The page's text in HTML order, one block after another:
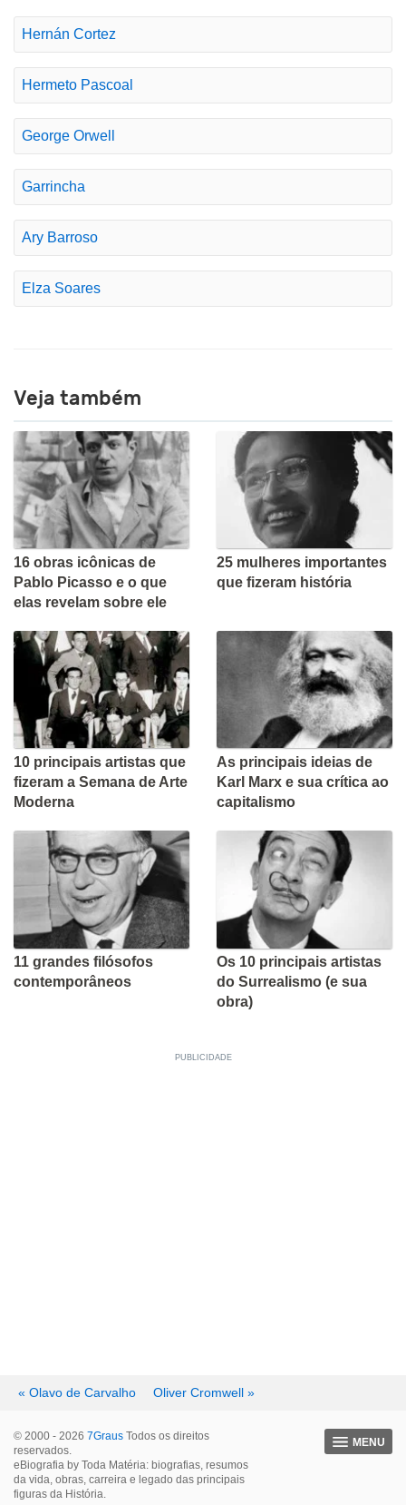
Hernán Cortez
Hermeto Pascoal
George Orwell
Garrincha
Ary Barroso
Elza Soares
Veja também
16 obras icônicas de
Pablo Picasso e o que
elas revelam sobre ele
25 mulheres importantes
que fizeram história
10 principais artistas que
fizeram a Semana de Arte
Moderna
As principais ideias de
Karl Marx e sua crítica ao
capitalismo
11 grandes filósofos
contemporâneos
Os 10 principais artistas
do Surrealismo (e sua
obra)
« Olavo de Carvalho Oliver Cromwell »
MENU
© 2000 - 2026 7Graus Todos os direitos
reservados.
eBiografia by Toda Matéria: biografias, resumos
da vida, obras, carreira e legado das principais
figuras da História.